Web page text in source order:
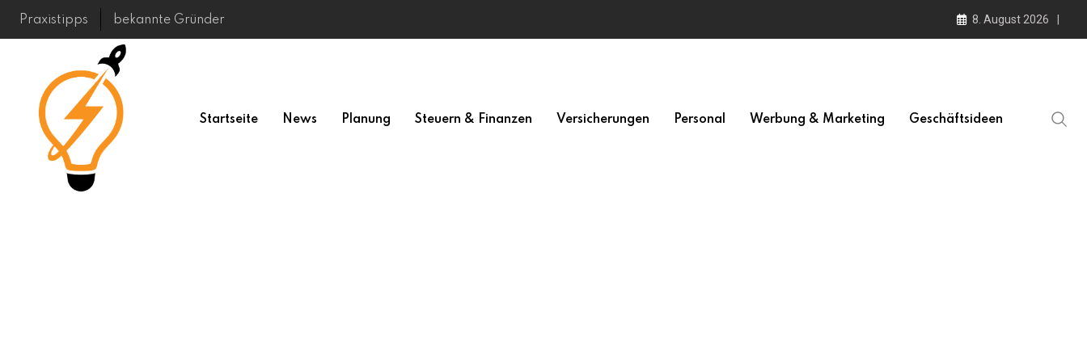
Skip
Praxistipps bekannte Gründer 8. August 2026
Startseite News Planung Steuern & Finanzen Versicherungen Personal Werbung & Marketing Geschäftsideen